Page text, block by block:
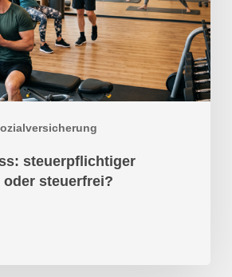
steuerpflichtiger
steuerfrei?